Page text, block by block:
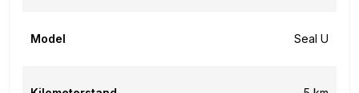
Model Seal U